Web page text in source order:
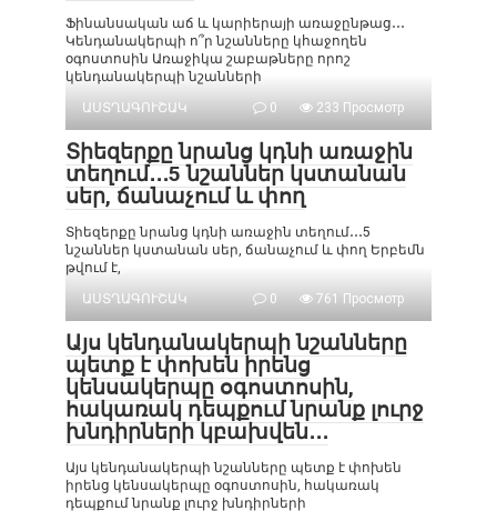
Ֆինանսական աճ և կարիերայի առաջընթաց․․․
Կենդանակերպի ո՞ր նշանները կհաջողեն
օգոստոսին Առաջիկա շաբաթները որոշ
կենդանակերպի նշանների
ԱՍՏՂԱԳՈՒՇԱԿ
0 233 Просмотр
Տիեզերքը նրանց կդնի առաջին
տեղում․․․5 նշաններ կստանան
սեր, ճանաչում և փող
Տիեզերքը նրանց կդնի առաջին տեղում․․․5
նշաններ կստանան սեր, ճանաչում և փող Երբեմն
թվում է,
ԱՍՏՂԱԳՈՒՇԱԿ
0 761 Просмотр
Այս կենդանակերպի նշանները
պետք է փոխեն իրենց
կենսակերպը օգոստոսին,
հակառակ դեպքում նրանք լուրջ
խնդիրների կբախվեն․․․
Այս կենդանակերպի նշանները պետք է փոխեն
իրենց կենսակերպը օգոստոսին, հակառակ
դեպքում նրանք լուրջ խնդիրների